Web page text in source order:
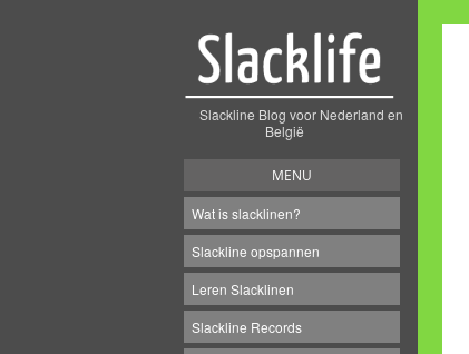
Slackline Blog voor Nederland en
België
MENU
Wat is slacklinen?
Slackline opspannen
Leren Slacklinen
Slackline Records